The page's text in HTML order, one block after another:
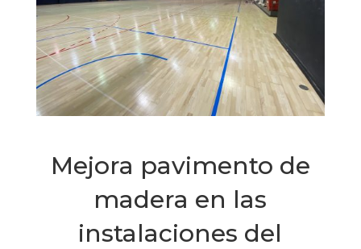
Mejora pavimento de
madera en las
instalaciones del